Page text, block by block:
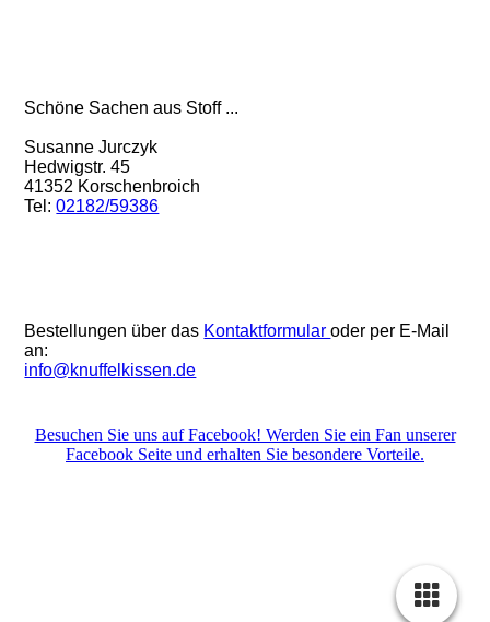
Schöne Sachen aus Stoff ...
Susanne Jurczyk
Hedwigstr. 45
41352 Korschenbroich
Tel:02182/59386
Bestellungen über das Kontaktformularoder per E-Mail
an:
info@knuffelkissen.de
Besuchen Sie uns auf Facebook! Werden Sie ein Fan unserer
Facebook Seite und erhalten Sie besondere Vorteile.